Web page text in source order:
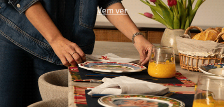
Use seu voucher